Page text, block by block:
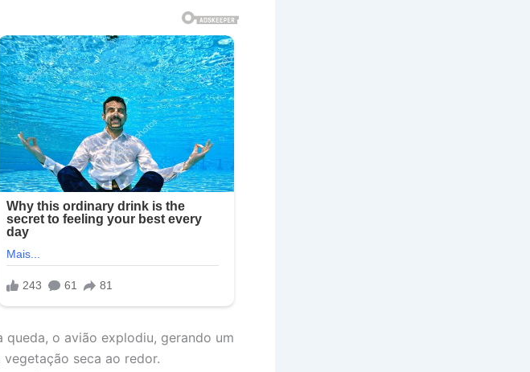
o avião explodiu, gerando um
seca ao redor.